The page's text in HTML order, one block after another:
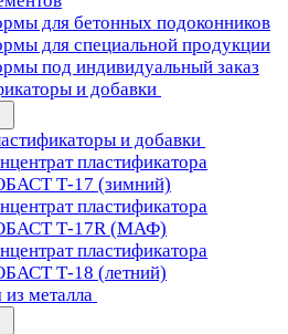
для бетонных подоконников
для специальной продукции
под индивидуальный заказ
и добавки
и добавки
пластификатора
Т-17 (зимний)
пластификатора
Т-17R (МАФ)
пластификатора
Т-18 (летний)
металла